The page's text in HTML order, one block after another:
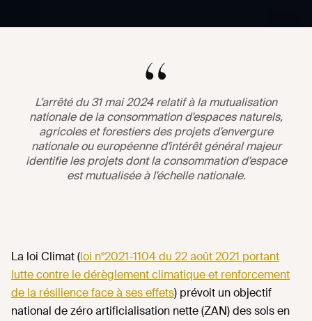
L’arrêté du 31 mai 2024 relatif à la mutualisation
nationale de la consommation d'espaces naturels,
agricoles et forestiers des projets d'envergure
nationale ou européenne d'intérêt général majeur
identifie les projets dont la consommation d'espace
est mutualisée à l'échelle nationale.
La loi Climat (loi n°2021-1104 du 22 août 2021 portant
lutte contre le dérèglement climatique et renforcement
de la résilience face à ses effets) prévoit un objectif
national de zéro artificialisation nette (ZAN) des sols en